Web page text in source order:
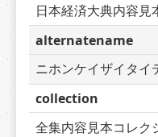
日本経済大典内容見
alternatename
ニホンケイザイタイ
collection
全集内容見本コレク